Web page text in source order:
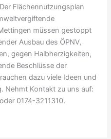
Flächennutzungsplan
müssen gestoppt
Ausbau des ÖPNV,
gegen Halbherzigkeiten,
Beschlüsse der
dazu viele Ideen und
Nehmt Kontakt zu uns auf:
0174-3211310.